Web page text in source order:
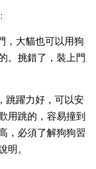
，大貓也可以用狗
。挑錯了，裝上門
跳躍力好，可以安
用跳的，容易撞到
，必須了解狗狗習
。